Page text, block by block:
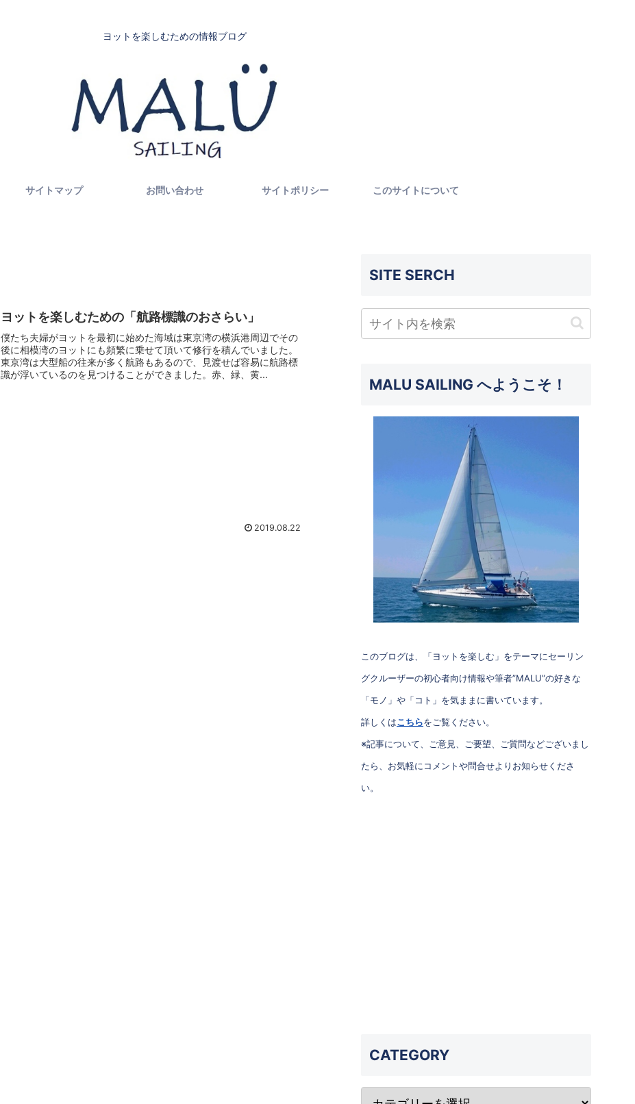
ヨットを楽しむための情報ブログ
サイトマップ お問い合わせ サイトポリシー このサイトについて
ヨットを楽しむための「航路標識のおさらい」
僕たち夫婦がヨットを最初に始めた海域は東京湾の横浜港周辺でその
後に相模湾のヨットにも頻繁に乗せて頂いて修行を積んでいました。
東京湾は大型船の往来が多く航路もあるので、見渡せば容易に航路標
識が浮いているのを見つけることができました。赤、緑、黄...
2019.08.22
SITE SERCH
MALU SAILING へようこそ！
このブログは、「ヨットを楽しむ」をテーマにセーリン
グクルーザーの初心者向け情報や筆者”MALU”の好きな
「モノ」や「コト」を気ままに書いています。
詳しくはこちらをご覧ください。
※記事について、ご意見、ご要望、ご質問などございまし
たら、お気軽にコメントや問合せよりお知らせくださ
い。
CATEGORY